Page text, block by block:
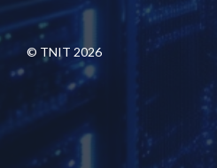
© TNIT 2026